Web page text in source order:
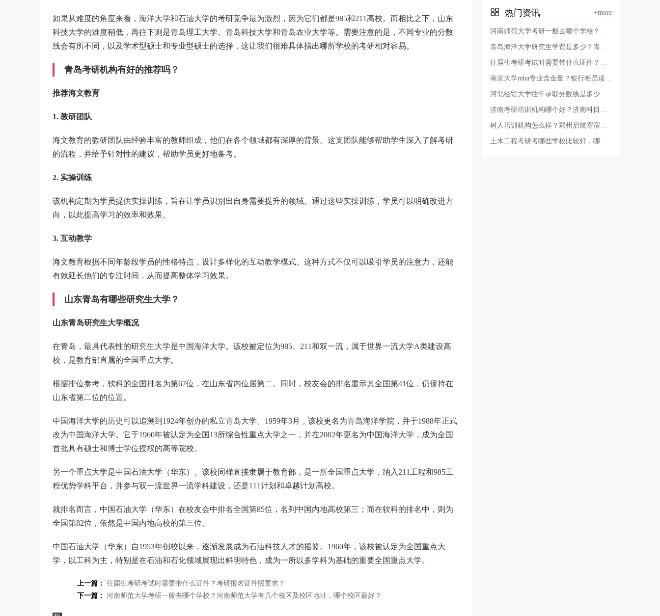
如果从难度的角度来看，海洋大学和石油大学的考研竞争最为激烈，因为它们都是985和211高校。而相比之下，山东
科技大学的难度稍低，再往下则是青岛理工大学、青岛科技大学和青岛农业大学等。需要注意的是，不同专业的分数
线会有所不同，以及学术型硕士和专业型硕士的选择，这让我们很难具体指出哪所学校的考研相对容易。
青岛考研机构有好的推荐吗？
推荐海文教育
1. 教研团队
海文教育的教研团队由经验丰富的教师组成，他们在各个领域都有深厚的背景。这支团队能够帮助学生深入了解考研
的流程，并给予针对性的建议，帮助学员更好地备考。
2. 实操训练
该机构定期为学员提供实操训练，旨在让学员识别出自身需要提升的领域。通过这些实操训练，学员可以明确改进方
向，以此提高学习的效率和效果。
3. 互动教学
海文教育根据不同年龄段学员的性格特点，设计多样化的互动教学模式。这种方式不仅可以吸引学员的注意力，还能
有效延长他们的专注时间，从而提高整体学习效果。
山东青岛有哪些研究生大学？
山东青岛研究生大学概况
在青岛，最具代表性的研究生大学是中国海洋大学。该校被定位为985、211和双一流，属于世界一流大学A类建设高
校，是教育部直属的全国重点大学。
根据排位参考，软科的全国排名为第67位，在山东省内位居第二。同时，校友会的排名显示其全国第41位，仍保持在
山东省第二位的位置。
中国海洋大学的历史可以追溯到1924年创办的私立青岛大学。1959年3月，该校更名为青岛海洋学院，并于1988年正式
改为中国海洋大学。它于1960年被认定为全国13所综合性重点大学之一，并在2002年更名为中国海洋大学，成为全国
首批具有硕士和博士学位授权的高等院校。
另一个重点大学是中国石油大学（华东）。该校同样直接隶属于教育部，是一所全国重点大学，纳入211工程和985工
程优势学科平台，并参与双一流世界一流学科建设，还是111计划和卓越计划高校。
就排名而言，中国石油大学（华东）在校友会中排名全国第85位，名列中国内地高校第三；而在软科的排名中，则为
全国第82位，依然是中国内地高校的第三位。
中国石油大学（华东）自1953年创校以来，逐渐发展成为石油科技人才的摇篮。1960年，该校被认定为全国重点大
学，以工科为主，特别是在石油和石化领域展现出鲜明特色，成为一所以多学科为基础的重要全国重点大学。
上一篇： 往届生考研考试时需要带什么证件？考研报名证件照要求？
下一篇： 河南师范大学考研一般去哪个学校？河南师范大学有几个校区及校区地址，哪个校区最好？
热门资讯 +more
河南师范大学考研一般去哪个学校？河南师范大学有几个校区及校区地址，哪个校区最好？
青岛海洋大学研究生学费是多少？青岛考研哪个学校容易考上？
往届生考研考试时需要带什么证件？考研报名证件照要求？
南京大学mba专业含金量？银行柜员读非全日制硕士有用吗？
河北经贸大学往年录取分数线是多少？河北经贸大学审计专硕好考吗
济南考研培训机构哪个好？济南科目二考试费用？
树人培训机构怎么样？郑州启航寄宿考研辅导班多少费用？
土木工程考研考哪些学校比较好，哪些学校的土木工程教育质量高？辽宁省土木工程考研学校排名？